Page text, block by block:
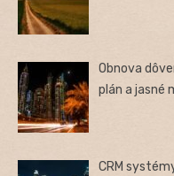
Obnova
plán a jasné
CRM